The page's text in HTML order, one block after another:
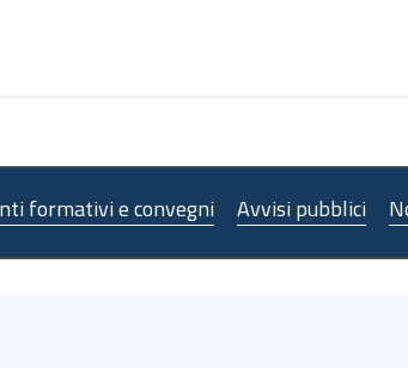
formativi e convegni Avvisi pubblici